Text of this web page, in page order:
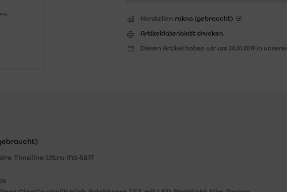
Hersteller: rakna (gebraucht)
Artikeldatenblatt drucken
Diesen Artikel haben wir am 24.01.2019 in
Timeline Ultra M3-581T